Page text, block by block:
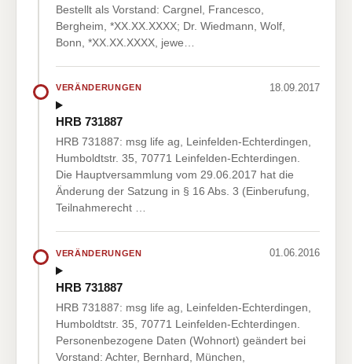
Bestellt als Vorstand: Cargnel, Francesco,
Bergheim, *XX.XX.XXXX; Dr. Wiedmann, Wolf,
Bonn, *XX.XX.XXXX, jewe…
VERÄNDERUNGEN 18.09.2017
HRB 731887
HRB 731887: msg life ag, Leinfelden-Echterdingen,
Humboldtstr. 35, 70771 Leinfelden-Echterdingen.
Die Hauptversammlung vom 29.06.2017 hat die
Änderung der Satzung in § 16 Abs. 3 (Einberufung,
Teilnahmerecht …
VERÄNDERUNGEN 01.06.2016
HRB 731887
HRB 731887: msg life ag, Leinfelden-Echterdingen,
Humboldtstr. 35, 70771 Leinfelden-Echterdingen.
Personenbezogene Daten (Wohnort) geändert bei
Vorstand: Achter, Bernhard, München,